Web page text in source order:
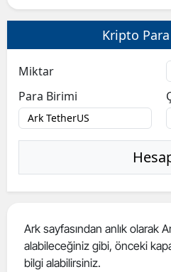
Kripto
Miktar
Para Birimi
Ark sayfasından anlık olarak
alabileceğiniz gibi, önceki
bilgi alabilirsiniz.